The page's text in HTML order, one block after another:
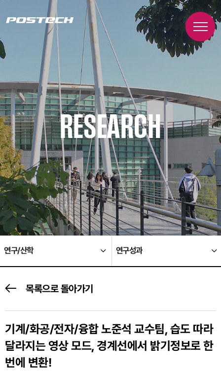
RESEARCH
연구/산학 연구성과
목록으로 돌아가기
기계/화공/전자/융합 노준석 교수팀, 습도 따라
달라지는 영상 모드, 경계선에서 밝기정보로 한
번에 변환!